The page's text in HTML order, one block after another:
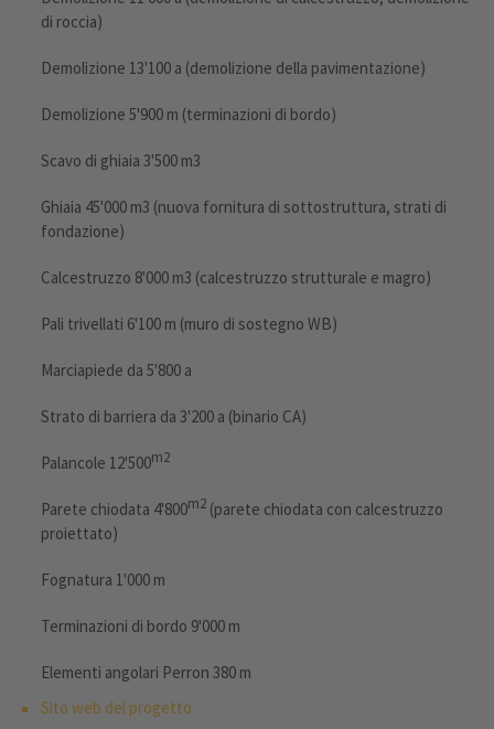
di roccia)
Demolizione 13'100 a (demolizione della pavimentazione)
Demolizione 5'900 m (terminazioni di bordo)
Scavo di ghiaia 3'500 m3
Ghiaia 45'000 m3 (nuova fornitura di sottostruttura, strati di
fondazione)
Calcestruzzo 8'000 m3 (calcestruzzo strutturale e magro)
Pali trivellati 6'100 m (muro di sostegno WB)
Marciapiede da 5'800 a
Strato di barriera da 3'200 a (binario CA)
Palancole 12'500m2
Parete chiodata 4'800m2 (parete chiodata con calcestruzzo
proiettato)
Fognatura 1'000 m
Terminazioni di bordo 9'000 m
Elementi angolari Perron 380 m
Sito web del progetto